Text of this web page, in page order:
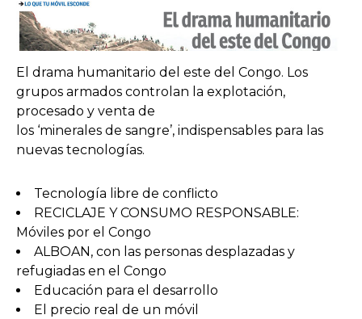
El drama humanitario del este del Congo. Los
grupos armados controlan la explotación,
procesado y venta de
los ‘minerales de sangre’, indispensables para las
nuevas tecnologías.
Tecnología libre de conflicto
RECICLAJE Y CONSUMO RESPONSABLE:
Móviles por el Congo
ALBOAN, con las personas desplazadas y
refugiadas en el Congo
Educación para el desarrollo
El precio real de un móvil